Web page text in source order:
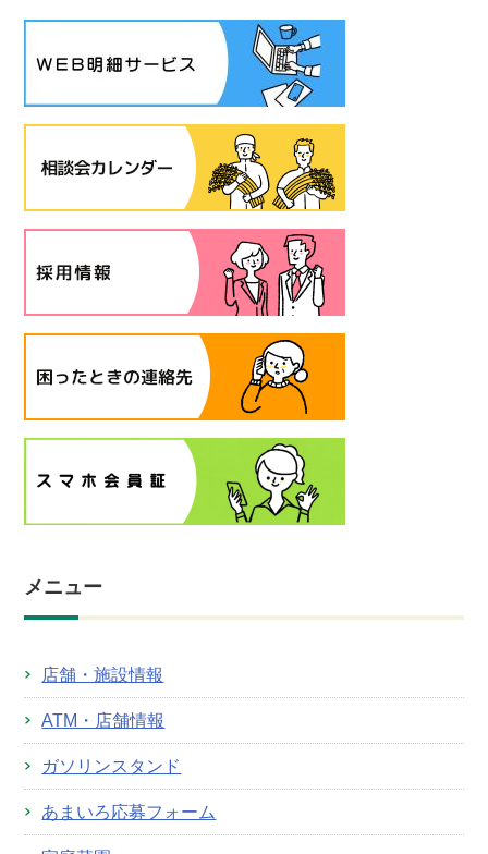
メニュー
店舗・施設情報
ATM・店舗情報
ガソリンスタンド
あまいろ応募フォーム